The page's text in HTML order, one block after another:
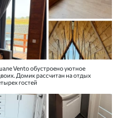
Vento обустроено уютное
Домик рассчитан на отдых
гостей